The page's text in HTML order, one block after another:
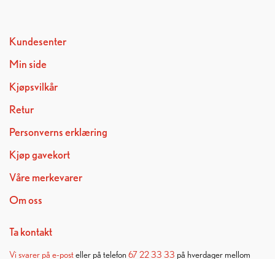
Kundesenter
Min side
Kjøpsvilkår
Retur
Personverns erklæring
Kjøp gavekort
Våre merkevarer
Om oss
Ta kontakt
Vi svarer på e-posteller på telefon 67 22 33 33 på hverdager mellom